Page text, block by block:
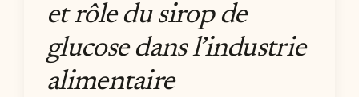
et rôle du sirop de
glucose dans l’industrie
alimentaire